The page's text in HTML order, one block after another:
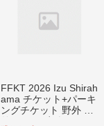
FFKT 2026 Izu Shirah
ama チケット+パーキ
ングチケット 野外 屋